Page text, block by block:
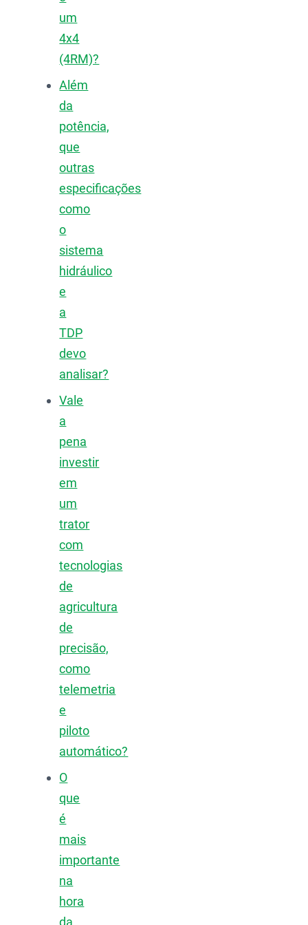
um
4x4
(4RM)?
Além
da
potência,
que
outras
especificações
como
o
sistema
hidráulico
e
a
TDP
devo
analisar?
Vale
a
pena
investir
em
um
trator
com
tecnologias
de
agricultura
de
precisão,
como
telemetria
e
piloto
automático?
O
que
é
mais
importante
na
hora
da